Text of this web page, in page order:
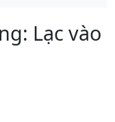
Lạc vào